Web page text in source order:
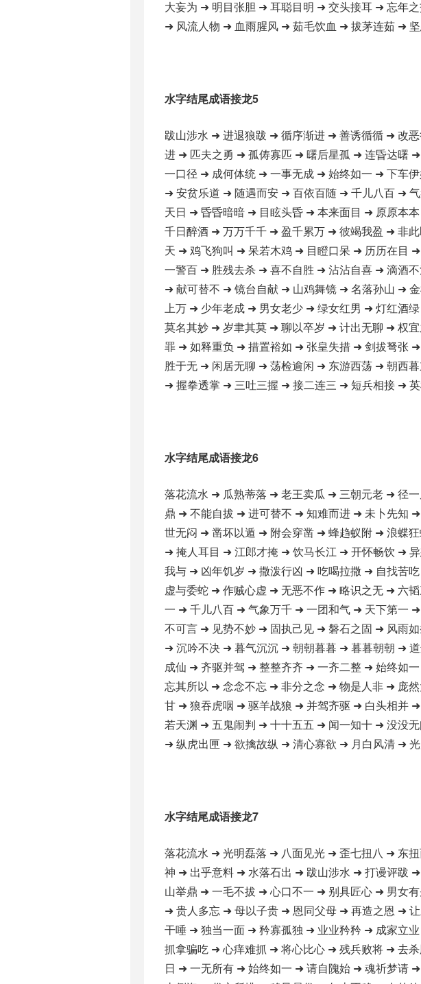
大妄为 ➜ 明目张胆 ➜ 耳聪目明 ➜ 交头接耳 ➜ 忘年
➜ 风流人物 ➜ 血雨腥风 ➜ 茹毛饮血 ➜ 拔茅连茹 ➜
水字结尾成语接龙5
跋山涉水 ➜ 进退狼跋 ➜ 循序渐进 ➜ 善诱循循 ➜ 改
进 ➜ 匹夫之勇 ➜ 孤俦寡匹 ➜ 曙后星孤 ➜ 连昏达曙
一口径 ➜ 成何体统 ➜ 一事无成 ➜ 始终如一 ➜ 下车
➜ 安贫乐道 ➜ 随遇而安 ➜ 百依百随 ➜ 千儿八百 ➜
天日 ➜ 昏昏暗暗 ➜ 目眩头昏 ➜ 本来面目 ➜ 原原本
千日醉酒 ➜ 万万千千 ➜ 盈千累万 ➜ 彼竭我盈 ➜ 非
天 ➜ 鸡飞狗叫 ➜ 呆若木鸡 ➜ 目瞪口呆 ➜ 历历在目
一警百 ➜ 胜残去杀 ➜ 喜不自胜 ➜ 沾沾自喜 ➜ 滴酒
➜ 献可替不 ➜ 镜台自献 ➜ 山鸡舞镜 ➜ 名落孙山 ➜
上万 ➜ 少年老成 ➜ 男女老少 ➜ 绿女红男 ➜ 灯红酒
莫名其妙 ➜ 岁聿其莫 ➜ 聊以卒岁 ➜ 计出无聊 ➜ 权
罪 ➜ 如释重负 ➜ 措置裕如 ➜ 张皇失措 ➜ 剑拔弩张
胜于无 ➜ 闲居无聊 ➜ 荡检逾闲 ➜ 东游西荡 ➜ 朝西
➜ 握拳透掌 ➜ 三吐三握 ➜ 接二连三 ➜ 短兵相接 ➜
水字结尾成语接龙6
落花流水 ➜ 瓜熟蒂落 ➜ 老王卖瓜 ➜ 三朝元老 ➜ 径
鼎 ➜ 不能自拔 ➜ 进可替不 ➜ 知难而进 ➜ 未卜先知
世无闷 ➜ 凿坏以遁 ➜ 附会穿凿 ➜ 蜂趋蚁附 ➜ 浪蝶
➜ 掩人耳目 ➜ 江郎才掩 ➜ 饮马长江 ➜ 开怀畅饮 ➜
我与 ➜ 凶年饥岁 ➜ 撒泼行凶 ➜ 吃喝拉撒 ➜ 自找苦
虚与委蛇 ➜ 作贼心虚 ➜ 无恶不作 ➜ 略识之无 ➜ 六
一 ➜ 千儿八百 ➜ 气象万千 ➜ 一团和气 ➜ 天下第一
不可言 ➜ 见势不妙 ➜ 固执己见 ➜ 磐石之固 ➜ 风雨
➜ 沉吟不决 ➜ 暮气沉沉 ➜ 朝朝暮暮 ➜ 暮暮朝朝 ➜
成仙 ➜ 齐驱并驾 ➜ 整整齐齐 ➜ 一齐二整 ➜ 始终如
忘其所以 ➜ 念念不忘 ➜ 非分之念 ➜ 物是人非 ➜ 庞
甘 ➜ 狼吞虎咽 ➜ 驱羊战狼 ➜ 并驾齐驱 ➜ 白头相并
若天渊 ➜ 五鬼闹判 ➜ 十十五五 ➜ 闻一知十 ➜ 没没
➜ 纵虎出匣 ➜ 欲擒故纵 ➜ 清心寡欲 ➜ 月白风清 ➜
水字结尾成语接龙7
落花流水 ➜ 光明磊落 ➜ 八面见光 ➜ 歪七扭八 ➜ 东
神 ➜ 出乎意料 ➜ 水落石出 ➜ 跋山涉水 ➜ 打谩评跋
山举鼎 ➜ 一毛不拔 ➜ 心口不一 ➜ 别具匠心 ➜ 男女
➜ 贵人多忘 ➜ 母以子贵 ➜ 恩同父母 ➜ 再造之恩 ➜
干唾 ➜ 独当一面 ➜ 矜寡孤独 ➜ 业业矜矜 ➜ 成家立
抓拿骗吃 ➜ 心痒难抓 ➜ 将心比心 ➜ 残兵败将 ➜ 去
日 ➜ 一无所有 ➜ 始终如一 ➜ 请自隗始 ➜ 魂祈梦请